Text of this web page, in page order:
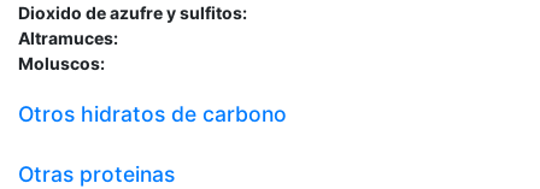
Dioxido de azufre y sulfitos:
Altramuces:
Moluscos:
Otros hidratos de carbono
Otras proteinas